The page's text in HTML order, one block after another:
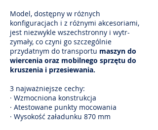
Model, dostępny w różnych
konfiguracjach i z różnymi akcesoriami,
jest niezwykle wszechstronny i wytr-
zymały, co czyni go szczególnie
przydatnym do transportu maszyn do
wiercenia oraz mobilnego sprzętu do
kruszenia i przesiewania.
3 najważniejsze cechy:
· Wzmocniona konstrukcja
· Atestowane punkty mocowania
· Wysokość załadunku 870 mm